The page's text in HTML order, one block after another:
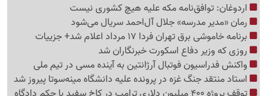
اردوغان: توافق‌نامه مکه علیه هیچ کشوری نیست
رمان «مدیر مدرسه» جلال آل‌احمد سریال می‌شود
برنامه خاموشی برق تهران فردا 17 مرداد اعلام شد+ جزییات
روزی که وزیر دفاع اسکورت خبرنگاران شد
واکنش فدراسیون فوتبال آرژانتین به آینده مسی در تیم ملی
استاد منتقد جنگ غزه در پرونده علیه دانشگاه مینه‌سوتا پیروز شد